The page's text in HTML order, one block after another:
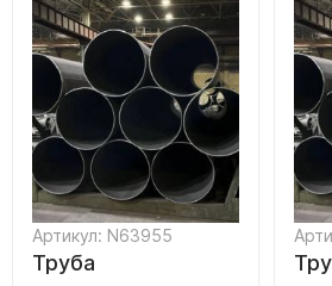
Артикул: N63955
Труба